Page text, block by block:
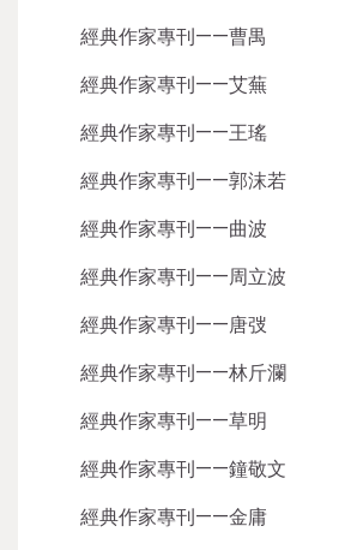
經典作家專刊——曹禺
經典作家專刊——艾蕪
經典作家專刊——王瑤
經典作家專刊——郭沫若
經典作家專刊——曲波
經典作家專刊——周立波
經典作家專刊——唐弢
經典作家專刊——林斤瀾
經典作家專刊——草明
經典作家專刊——鐘敬文
經典作家專刊——金庸